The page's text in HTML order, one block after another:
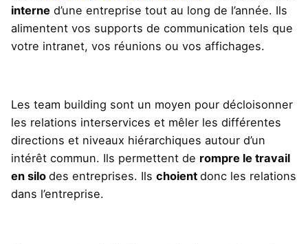
interne d’une entreprise tout au long de l’année. Ils
alimentent vos supports de communication tels que
votre intranet, vos réunions ou vos affichages.
Les team building sont un moyen pour décloisonner
les relations interservices et mêler les différentes
directions et niveaux hiérarchiques autour d’un
intérêt commun. Ils permettent de rompre le travail
en silo des entreprises. Ils choient donc les relations
dans l’entreprise.